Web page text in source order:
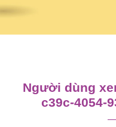
Người dùng
c39c-4054-